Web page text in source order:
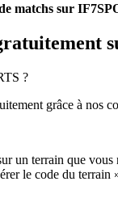
matchs sur
?
grâce à nos
un terrain que vous
le code du terrain